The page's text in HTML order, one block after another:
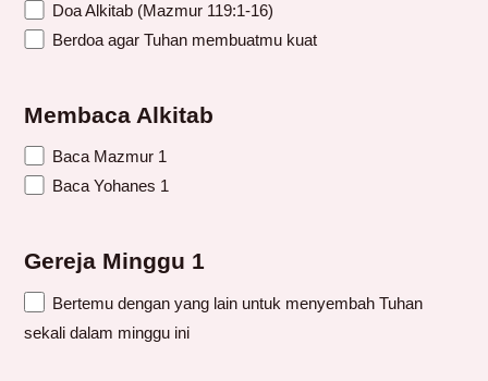
Doa Alkitab (Mazmur 119:1-16)
Berdoa agar Tuhan membuatmu kuat
Membaca Alkitab
Baca Mazmur 1
Baca Yohanes 1
Gereja Minggu 1
Bertemu dengan yang lain untuk menyembah Tuhan
sekali dalam minggu ini